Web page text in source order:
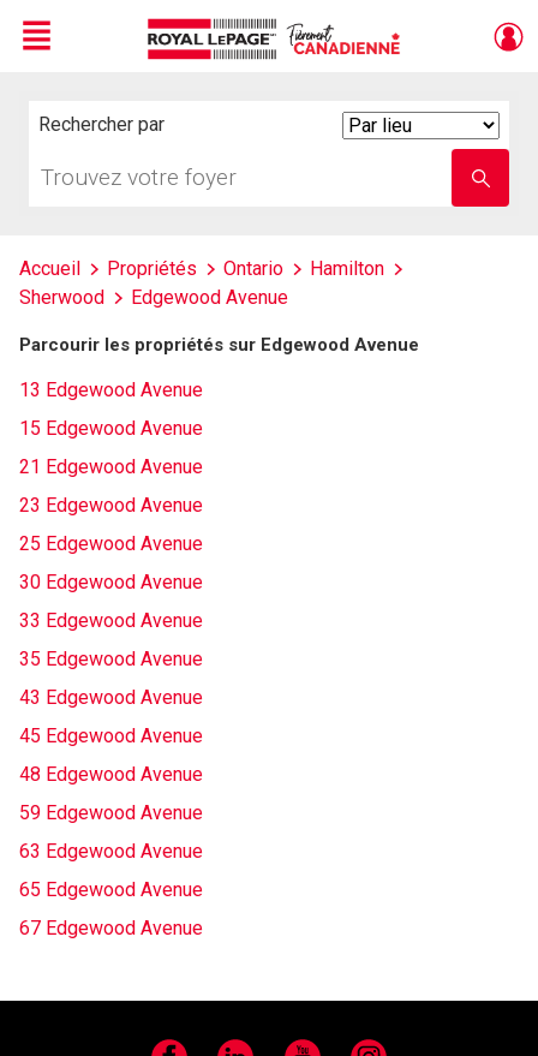
Menu
Rechercher par
votre
nom
Accueil Propriétés Ontario
Hamilton
Sherwood
Edgewood Avenue
Parcourir les propriétés sur Edgewood Avenue
13 Edgewood Avenue
15 Edgewood Avenue
21 Edgewood Avenue
23 Edgewood Avenue
25 Edgewood Avenue
30 Edgewood Avenue
33 Edgewood Avenue
35 Edgewood Avenue
43 Edgewood Avenue
45 Edgewood Avenue
48 Edgewood Avenue
59 Edgewood Avenue
63 Edgewood Avenue
65 Edgewood Avenue
67 Edgewood Avenue